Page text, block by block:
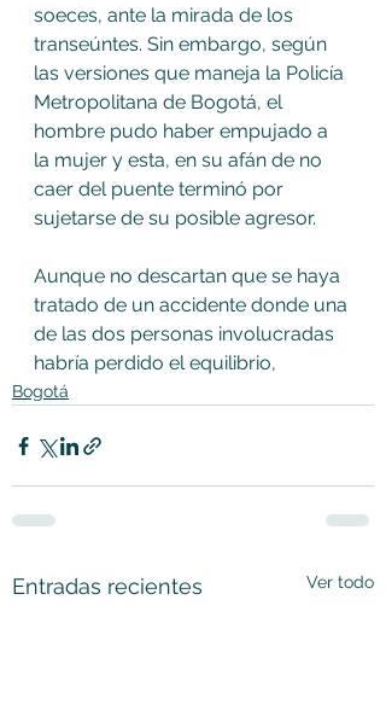
soeces, ante la mirada de los
transeúntes. Sin embargo, según
las versiones que maneja la Policía
Metropolitana de Bogotá, el
hombre pudo haber empujado a
la mujer y esta, en su afán de no
caer del puente terminó por
sujetarse de su posible agresor.
Aunque no descartan que se haya
tratado de un accidente donde una
de las dos personas involucradas
habría perdido el equilibrio,
Bogotá
Entradas recientes Ver todo